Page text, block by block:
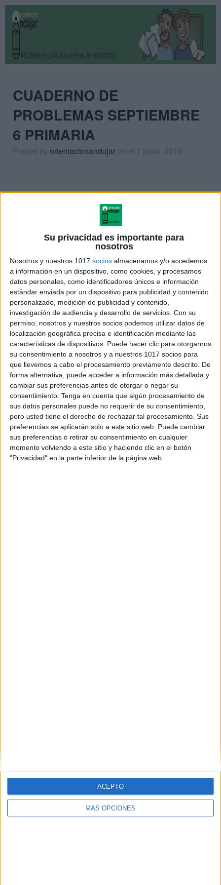
Su privacidad es importante para
nosotros
Nosotros y nuestros 1017 socios almacenamos y/o accedemos
a información en un dispositivo, como cookies, y procesamos
datos personales, como identificadores únicos e información
estándar enviada por un dispositivo para publicidad y contenido
personalizado, medición de publicidad y contenido,
investigación de audiencia y desarrollo de servicios. Con su
permiso, nosotros y nuestros socios podemos utilizar datos de
localización geográfica precisa e identificación mediante las
características de dispositivos. Puede hacer clic para otorgarnos
su consentimiento a nosotros y a nuestros 1017 socios para
que llevemos a cabo el procesamiento previamente descrito. De
forma alternativa, puede acceder a información más detallada y
cambiar sus preferencias antes de otorgar o negar su
consentimiento. Tenga en cuenta que algún procesamiento de
sus datos personales puede no requerir de su consentimiento,
pero usted tiene el derecho de rechazar tal procesamiento. Sus
preferencias se aplicarán solo a este sitio web. Puede cambiar
sus preferencias o retirar su consentimiento en cualquier
momento volviendo a este sitio y haciendo clic en el botón
"Privacidad" en la parte inferior de la página web.
MÁS OPCIONES
ACEPTO
CUADERNO DE
PROBLEMAS SEPTIEMBRE
6 PRIMARIA
Posted by orientacionandujar on el 7 junio, 2016
CUADERNO DE PROBLEMAS
SEPTIEMBRE 6 PRIMARIA
DEJA UNA RESPUESTA
Tu dirección de correo electrónico no será
publicada.Los campos obligatorios están marcados
con*
Buscar